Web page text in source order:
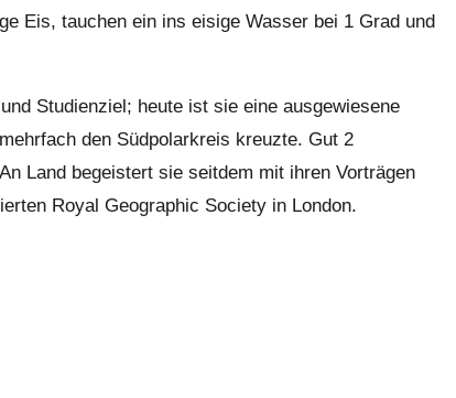
Eis, tauchen ein ins eisige Wasser bei 1 Grad und
Studienziel; heute ist sie eine ausgewiesene
den Südpolarkreis kreuzte. Gut 2
Land begeistert sie seitdem mit ihren Vorträgen
Royal Geographic Society in London.